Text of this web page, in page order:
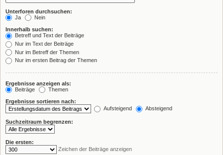
Unterforen durchsuchen:
Ja
Nein
Innerhalb suchen:
Betreff und Text der Beiträge
Nur im Text der Beiträge
Nur im Betreff der Themen
Nur im ersten Beitrag der Themen
Ergebnisse anzeigen als:
Beiträge
Themen
Ergebnisse sortieren nach:
Aufsteigend
Absteigend
Suchzeitraum begrenzen:
Die ersten:
Zeichen der Beiträge anzeigen